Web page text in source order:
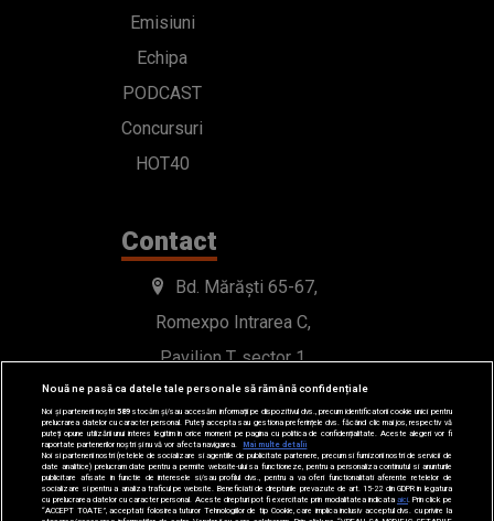
Emisiuni
Echipa
PODCAST
Concursuri
HOT40
Contact
Bd. Mărăști 65-67,
Romexpo Intrarea C,
Pavilion T, sector 1
office@radioimpuls.ro
LIVE : 0754-222.999
WhatsApp: 0754-222.999
Nouă ne pasă ca datele tale personale să rămână confidențiale
Noi și partenerii noștri589stocăm și/sau accesăm informații pe dispozitivul dvs., precum identificatorii cookie unici pentru
prelucrarea datelor cu caracter personal. Puteți accepta sau gestiona preferințele dvs. făcând clic mai jos, respectiv vă
puteți opune utilizării unui interes legitim în orice moment pe pagina cu politica de confidențialitate. Aceste alegeri vor fi
raportate partenerilor noștri și nu vă vor afecta navigarea.
Mai multe detalii
Noi si partenerii nostri (retelele de socializare si agentiile de publicitate partenere, precum si furnizorii nostri de servicii de
date analitice) prelucram date pentru a permite website-ului sa functioneze, pentru a personaliza continutul si anunturile
publicitare afisate in functie de interesele si/sau profilul dvs., pentru a va oferi functionalitati aferente retelelor de
socializare si pentru a analiza traficul pe website. Beneficiati de drepturile prevazute de art. 15-22 din GDPR in legatura
cu prelucrarea datelor cu caracter personal. Aceste drepturi pot fi exercitate prin modalitatea indicataaici . Prin click pe
“ACCEPT TOATE”, acceptati folosirea tuturor Tehnologiilor de tip Cookie, care implica inclusiv acceptul dvs. cu privire la